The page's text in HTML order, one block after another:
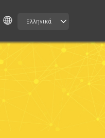
Ελληνικά